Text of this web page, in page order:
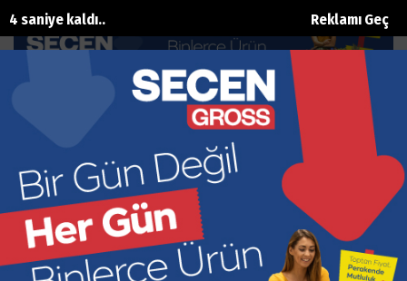
Reklamı Geç
3 saniye kaldı..
Yeşil'in kim olduğu ortaya çıktı
Ana Sayfa Gündem